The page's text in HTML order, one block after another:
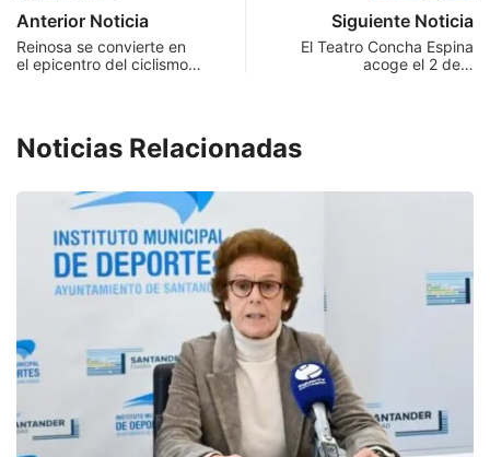
Anterior Noticia
Reinosa se convierte en
el epicentro del ciclismo…
Siguiente Noticia
El Teatro Concha Espina
acoge el 2 de…
Noticias Relacionadas